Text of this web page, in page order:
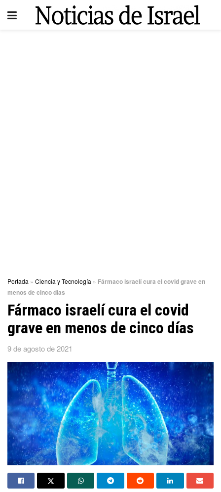
Portada » Ciencia y Tecnología » Fármaco israelí cura el covid grave en
menos de cinco días
Fármaco israelí cura el covid
grave en menos de cinco días
9 de agosto de 2021